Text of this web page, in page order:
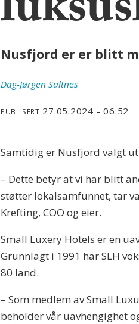
Nusfjord er er blitt
Dag-Jørgen Saltnes
PUBLISERT 27.05.2024 - 06:52
Samtidig er Nusfjord valgt
– Dette betyr at vi har blitt
støtter lokalsamfunnet, tar
Krefting, COO og eier.
Small Luxery Hotels er en
Grunnlagt i 1991 har SLH
80 land.
– Som medlem av Small
beholder vår uavhengighet